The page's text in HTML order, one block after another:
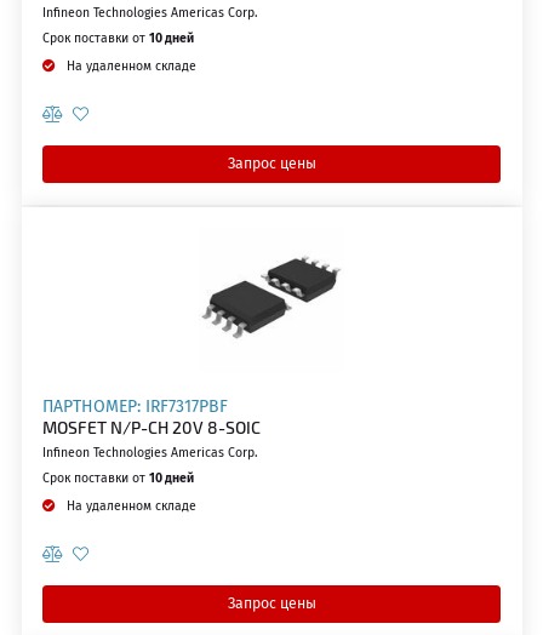
Infineon Technologies Americas Corp.
Срок поставки от 10 дней
На удаленном складе
Запрос цены
ПАРТНОМЕР: IRF7317PBF
MOSFET N/P-CH 20V 8-SOIC
Infineon Technologies Americas Corp.
Срок поставки от 10 дней
На удаленном складе
Запрос цены